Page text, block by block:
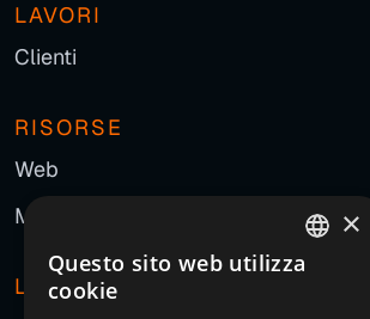
LAVORI
Clienti
RISORSE
Web
Marketing
L'AGENZIA
ITALIAN
×
Questo sito web utilizza
cookie